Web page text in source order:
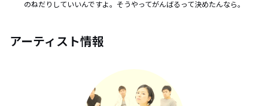
のねだりしていいんですよ。そうやってがんばるって決めたんなら。
アーティスト情報